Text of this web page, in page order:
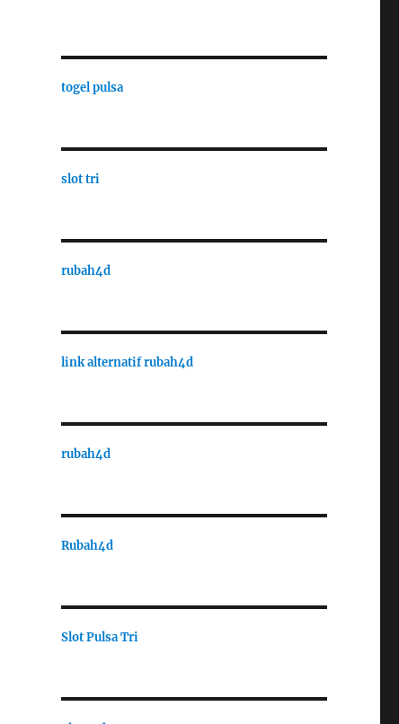
togel pulsa
slot tri
rubah4d
link alternatif rubah4d
rubah4d
Rubah4d
Slot Pulsa Tri